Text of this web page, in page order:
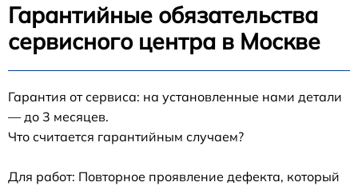
Гарантийные обязательства
сервисного центра в Москве
Гарантия от сервиса: на установленные нами детали
— до 3 месяцев.
Что считается гарантийным случаем?
Для работ: Повторное проявление дефекта, который